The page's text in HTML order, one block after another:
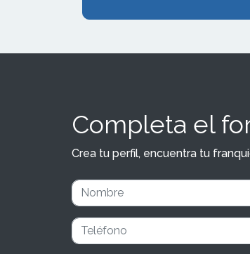
Completa el
Crea tu perfil, encuentra tu